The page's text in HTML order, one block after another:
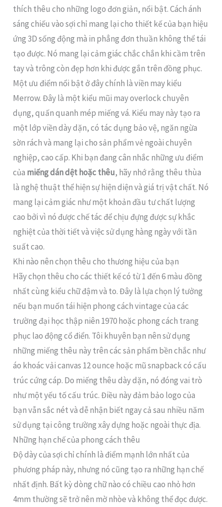
thích thêu cho những logo đơn giản, nổi bật. Cách ánh
sáng chiếu vào sợi chỉ mang lại cho thiết kế của bạn hiệu
ứng 3D sống động mà in phẳng đơn thuần không thể tái
tạo được. Nó mang lại cảm giác chắc chắn khi cầm trên
tay và trông còn đẹp hơn khi được gắn trên đồng phục.
Một ưu điểm nổi bật ở đây chính là viền may kiểu
Merrow. Đây là một kiểu mũi may overlock chuyên
dụng, quấn quanh mép miếng vá. Kiểu may này tạo ra
một lớp viền dày dặn, có tác dụng bảo vệ, ngăn ngừa
sờn rách và mang lại cho sản phẩm vẻ ngoài chuyên
nghiệp, cao cấp. Khi bạn đang cân nhắc những ưu điểm
của miếng dán dệt hoặc thêu, hãy nhớ rằng thêu thùa
là nghệ thuật thể hiện sự hiện diện và giá trị vật chất. Nó
mang lại cảm giác như một khoản đầu tư chất lượng
cao bởi vì nó được chế tác để chịu đựng được sự khắc
nghiệt của thời tiết và việc sử dụng hàng ngày với tần
suất cao.
Khi nào nên chọn thêu cho thương hiệu của bạn
Hãy chọn thêu cho các thiết kế có từ 1 đến 6 màu đồng
nhất cùng kiểu chữ đậm và to. Đây là lựa chọn lý tưởng
nếu bạn muốn tái hiện phong cách vintage của các
trường đại học thập niên 1970 hoặc phong cách trang
phục lao động cổ điển. Tôi khuyên bạn nên sử dụng
những miếng thêu này trên các sản phẩm bền chắc như
áo khoác vải canvas 12 ounce hoặc mũ snapback có cấu
trúc cứng cáp. Do miếng thêu dày dặn, nó đóng vai trò
như một yếu tố cấu trúc. Điều này đảm bảo logo của
bạn vẫn sắc nét và dễ nhận biết ngay cả sau nhiều năm
sử dụng tại công trường xây dựng hoặc ngoài thực địa.
Những hạn chế của phong cách thêu
Độ dày của sợi chỉ chính là điểm mạnh lớn nhất của
phương pháp này, nhưng nó cũng tạo ra những hạn chế
nhất định. Bất kỳ dòng chữ nào có chiều cao nhỏ hơn
4mm thường sẽ trở nên mờ nhòe và không thể đọc được.